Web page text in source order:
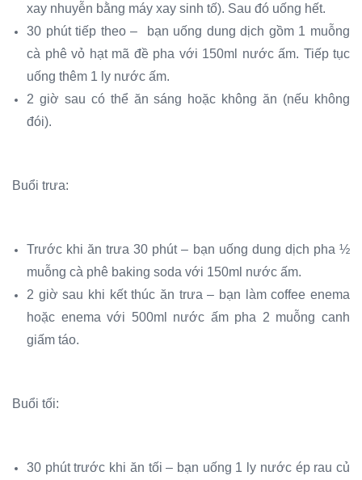
xay nhuyễn bằng máy xay sinh tố). Sau đó uống hết.
30 phút tiếp theo – bạn uống dung dịch gồm 1 muỗng
cà phê vỏ hạt mã đề pha với 150ml nước ấm. Tiếp tục
uống thêm 1 ly nước ấm.
2 giờ sau có thể ăn sáng hoặc không ăn (nếu không
đói).
Buổi trưa:
Trước khi ăn trưa 30 phút – bạn uống dung dịch pha ½
muỗng cà phê baking soda với 150ml nước ấm.
2 giờ sau khi kết thúc ăn trưa – bạn làm coffee enema
hoặc enema với 500ml nước ấm pha 2 muỗng canh
giấm táo.
Buổi tối:
30 phút trước khi ăn tối – bạn uống 1 ly nước ép rau củ